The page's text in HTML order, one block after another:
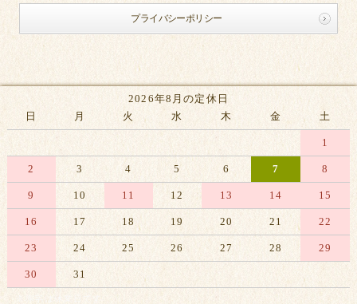
プライバシーポリシー
2026年8月の定休日
日
月 火 水 木 金 土
1
2 3 4 5 6 7 8
9 10 11 12 13 14 15
16 17 18 19 20 21 22
23 24 25 26 27 28 29
30 31
※赤字は休業日です